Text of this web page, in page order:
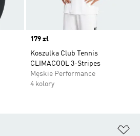
Price
179 zł
Koszulka Club Tennis
CLIMACOOL 3-Stripes
Męskie Performance
4 kolory